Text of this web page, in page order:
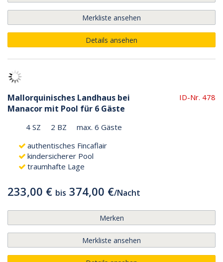
Merkliste ansehen
Details ansehen
Mallorquinisches Landhaus bei
Manacor mit Pool für 6 Gäste
ID-Nr. 478
4 SZ 2 BZ
max. 6 Gäste
authentisches Fincaflair
kindersicherer Pool
traumhafte Lage
233,00 € bis 374,00 €/Nacht
Merken
Merkliste ansehen